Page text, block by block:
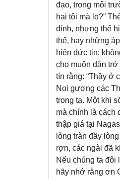
đạo, trong môi
hại tôi mà lo?”
đinh, nhưng thể
thế, hay những
hiện đức tin;
cho muôn dân
tín rằng: “Thầy ở
Noi gương các
trong ta. Một khi
mà chính là cách
thập giá tại
lòng tràn đầy
rợn, các ngài đã
Nếu chúng ta đôi
hãy nhớ rằng ơn